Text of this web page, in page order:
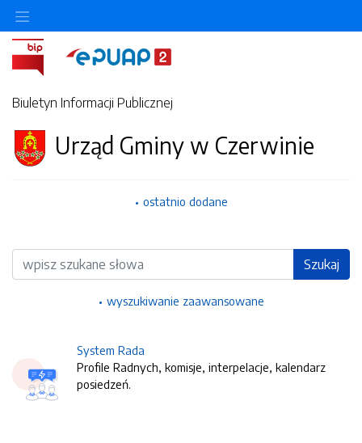
Biuletyn Informacji Publicznej
Urząd Gminy w Czerwinie
ostatnio dodane
Wyszukiwarka Szukaj
wyszukiwanie zaawansowane
System Rada
Profile Radnych, komisje, interpelacje, kalendarz
posiedzeń.